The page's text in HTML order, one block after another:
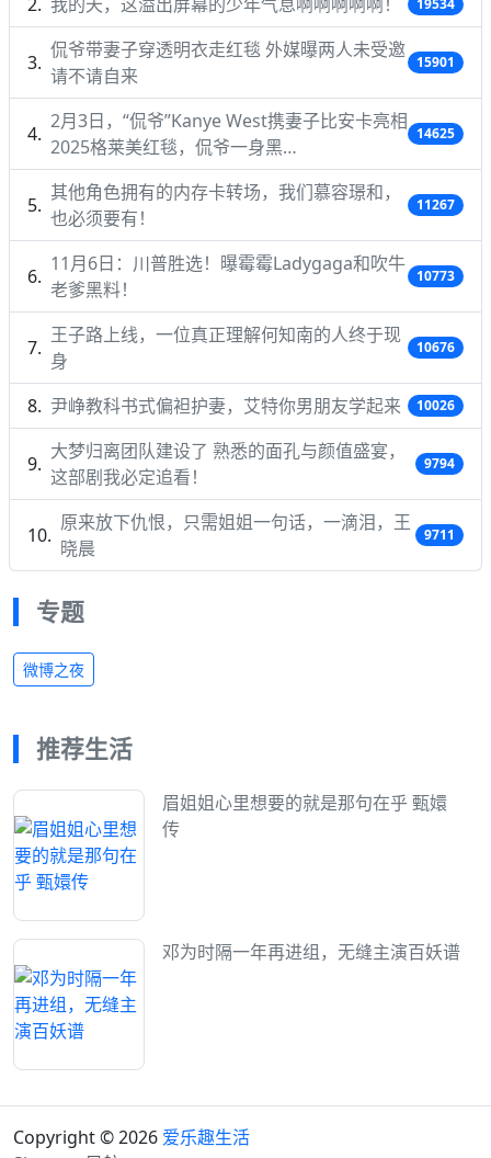
19534
侃爷带妻子穿透明衣走红毯 外媒曝两人未受邀
请不请自来
15901
2月3日，“侃爷”Kanye West携妻子比安卡亮相
2025格莱美红毯，侃爷一身黑…
14625
其他角色拥有的内存卡转场，我们慕容璟和，
也必须要有！
11267
11月6日：川普胜选！曝霉霉Ladygaga和吹牛
老爹黑料！
10773
王子路上线，一位真正理解何知南的人终于现
身
10676
尹峥教科书式偏袒护妻，艾特你男朋友学起来 10026
大梦归离团队建设了 熟悉的面孔与颜值盛宴，
这部剧我必定追看！
9794
原来放下仇恨，只需姐姐一句话，一滴泪，王
晓晨
9711
专题
微博之夜
推荐生活
眉姐姐心里想要的就是那句在乎 甄嬛
传
邓为时隔一年再进组，无缝主演百妖谱
Copyright © 2026 爱乐趣生活